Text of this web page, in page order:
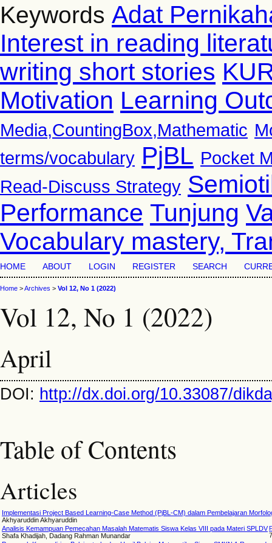
Keywords Adat
Interest in reading
writing short stories
Motivation Learning
Media,CountingBox,Mathematic
terms/vocabulary PjBL Pocket
Read-Discuss Strategy
Performance Tunjung
Vocabulary mastery,
HOME ABOUT LOGIN REGISTER SEARCH
Home >Archives > Vol 12, No 1 (2022)
Vol 12, No 1 (2022)
April
DOI: http://dx.doi.org/10.33087/
Table of Contents
Articles
Implementasi Project Based Learning-Case Method (PjBL-CM) dalam Pembelajaran
Akhyaruddin Akhyaruddin
Analisis Kemampuan Pemecahan Masalah Matematis Siswa Kelas VIII pada Materi SPLDV
Shafa Khadijah, Dadang Rahman Munandar